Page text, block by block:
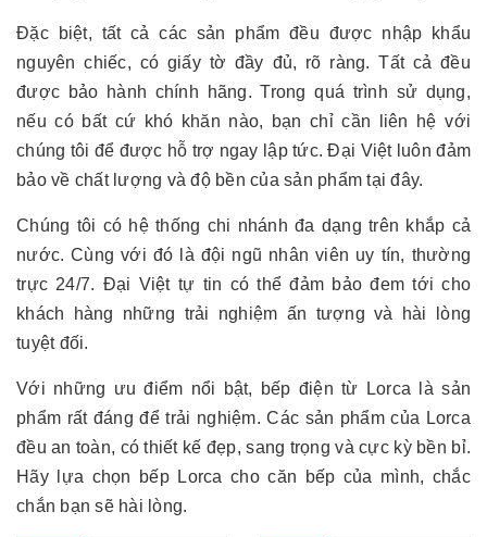
Đặc biệt, tất cả các sản phẩm đều được nhập khẩu
nguyên chiếc, có giấy tờ đầy đủ, rõ ràng. Tất cả đều
được bảo hành chính hãng. Trong quá trình sử dụng,
nếu có bất cứ khó khăn nào, bạn chỉ cần liên hệ với
chúng tôi để được hỗ trợ ngay lập tức. Đại Việt luôn đảm
bảo về chất lượng và độ bền của sản phẩm tại đây.
Chúng tôi có hệ thống chi nhánh đa dạng trên khắp cả
nước. Cùng với đó là đội ngũ nhân viên uy tín, thường
trực 24/7. Đại Việt tự tin có thể đảm bảo đem tới cho
khách hàng những trải nghiệm ấn tượng và hài lòng
tuyệt đối.
Với những ưu điểm nổi bật, bếp điện từ Lorca là sản
phẩm rất đáng để trải nghiệm. Các sản phẩm của Lorca
đều an toàn, có thiết kế đẹp, sang trọng và cực kỳ bền bỉ.
Hãy lựa chọn bếp Lorca cho căn bếp của mình, chắc
chắn bạn sẽ hài lòng.